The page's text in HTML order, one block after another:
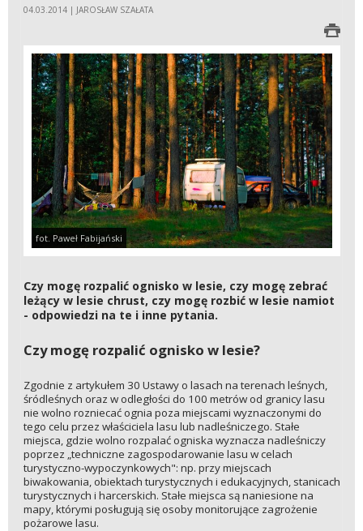
04.03.2014 | JAROSŁAW SZAŁATA
fot. Paweł Fabijański
Czy mogę rozpalić ognisko w lesie, czy mogę zebrać
leżący w lesie chrust, czy mogę rozbić w lesie namiot
- odpowiedzi na te i inne pytania.
Czy mogę rozpalić ognisko w lesie?
Zgodnie z artykułem 30 Ustawy o lasach na terenach leśnych,
śródleśnych oraz w odległości do 100 metrów od granicy lasu
nie wolno rozniecać ognia poza miejscami wyznaczonymi do
tego celu przez właściciela lasu lub nadleśniczego. Stałe
miejsca, gdzie wolno rozpalać ogniska wyznacza nadleśniczy
poprzez „techniczne zagospodarowanie lasu w celach
turystyczno-wypoczynkowych": np. przy miejscach
biwakowania, obiektach turystycznych i edukacyjnych, stanicach
turystycznych i harcerskich. Stałe miejsca są naniesione na
mapy, którymi posługują się osoby monitorujące zagrożenie
pożarowe lasu.